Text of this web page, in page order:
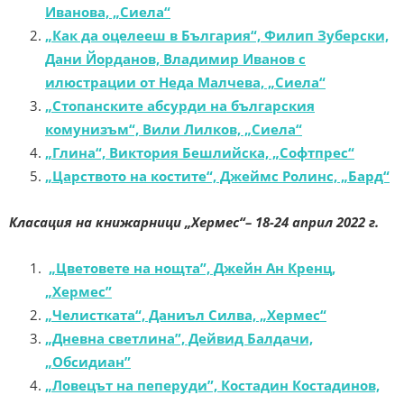
Иванова, „Сиела“
„Как да оцелееш в България“, Филип Зуберски,
Дани Йорданов, Владимир Иванов с
илюстрации от Неда Малчева, „Сиела“
„Стопанските абсурди на българския
комунизъм“, Вили Лилков, „Сиела“
„Глина“, Виктория Бешлийска, „Софтпрес“
„Царството на костите“, Джеймс Ролинс, „Бард“
Класация на книжарници „Хермес“– 18-24 април 2022 г.
„Цветовете на нощта”, Джейн Ан Кренц,
„Хермес”
„Челистката“, Даниъл Силва, „Хермес“
„Дневна светлина”, Дейвид Балдачи,
„Обсидиан”
„Ловецът на пеперуди”, Костадин Костадинов,